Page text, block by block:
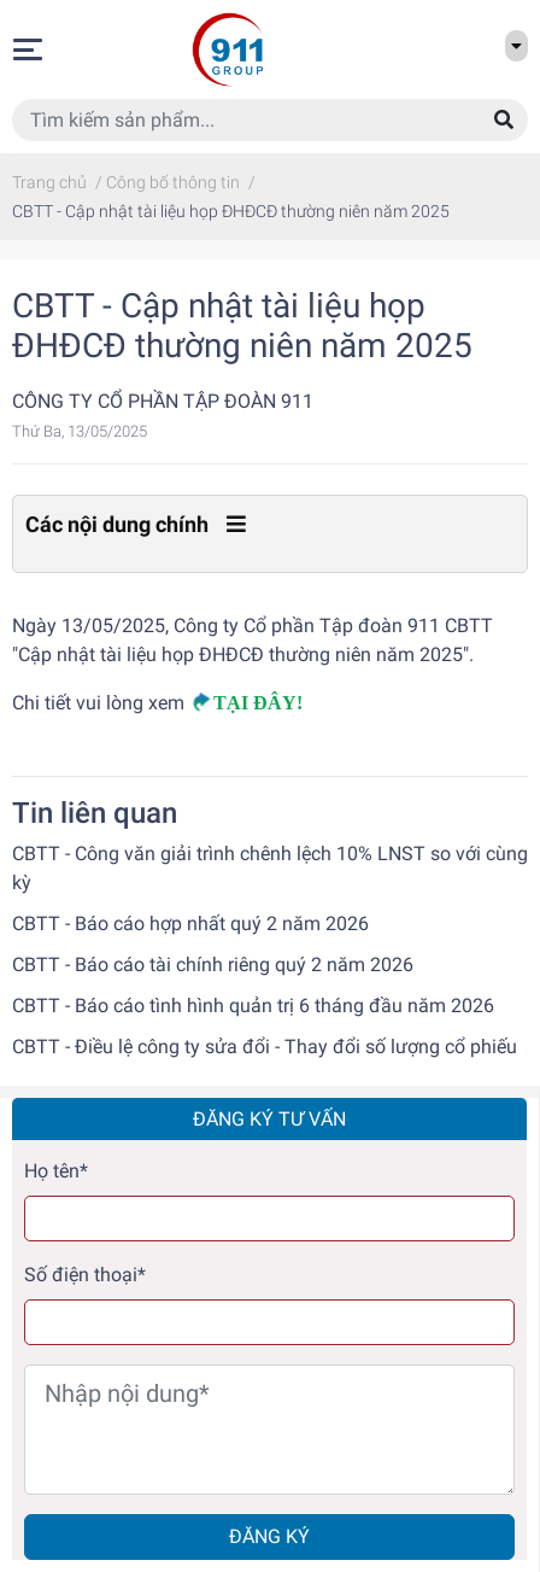
Trang chủ / Công bố thông tin /
CBTT - Cập nhật tài liệu họp ĐHĐCĐ thường niên năm 2025
ĐĂNG KÝ TƯ VẤN
Họ tên*
Số điện thoại*
ĐĂNG KÝ
CBTT - Cập nhật tài liệu họp
ĐHĐCĐ thường niên năm 2025
CÔNG TY CỔ PHẦN TẬP ĐOÀN 911
Thứ Ba, 13/05/2025
Các nội dung chính
Ngày 13/05/2025, Công ty Cổ phần Tập đoàn 911 CBTT
"Cập nhật tài liệu họp ĐHĐCĐ thường niên năm 2025".
Chi tiết vui lòng xem TẠI ĐÂY!
Tin liên quan
CBTT - Công văn giải trình chênh lệch 10% LNST so với cùng
kỳ
CBTT - Báo cáo hợp nhất quý 2 năm 2026
CBTT - Báo cáo tài chính riêng quý 2 năm 2026
CBTT - Báo cáo tình hình quản trị 6 tháng đầu năm 2026
CBTT - Điều lệ công ty sửa đổi - Thay đổi số lượng cổ phiếu